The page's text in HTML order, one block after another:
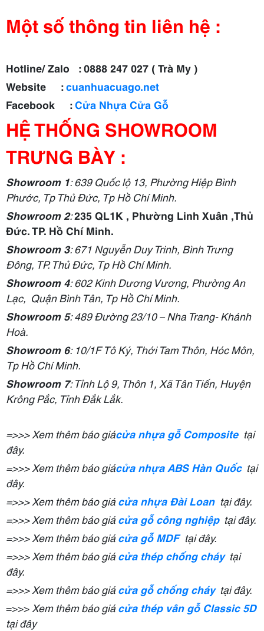
Một số thông tin liên hệ :
Hotline/ Zalo : 0888 247 027 ( Trà My )
Website :cuanhuacuago.net
Facebook :Cửa Nhựa Cửa Gỗ
HỆ THỐNG SHOWROOM
TRƯNG BÀY :
Showroom 1: 639 Quốc lộ 13, Phường Hiệp Bình
Phước, Tp Thủ Đức, Tp Hồ Chí Minh.
Showroom 2:235 QL1K , Phường Linh Xuân ,Thủ
Đức. TP. Hồ Chí Minh.
Showroom 3: 671 Nguyễn Duy Trinh, Bình Trưng
Đông, TP. Thủ Đức, Tp Hồ Chí Minh.
Showroom 4: 602 Kinh Dương Vương, Phường An
Lạc, Quận Bình Tân, Tp Hồ Chí Minh.
Showroom 5: 489 Đường 23/10 – Nha Trang- Khánh
Hoà.
Showroom 6: 10/1F Tô Ký, Thới Tam Thôn, Hóc Môn,
Tp Hồ Chí Minh.
Showroom 7: Tỉnh Lộ 9, Thôn 1, Xã Tân Tiến, Huyện
Krông Pắc, Tỉnh Đắk Lắk.
=>>> Xem thêm báo giácửa nhựa gỗ Composite tại
đây.
=>>> Xem thêm báo giácửa nhựa ABS Hàn Quốctại
đây.
=>>> Xem thêm báo giácửa nhựa Đài Loan tại đây.
=>>> Xem thêm báo giácửa gỗ công nghiệptại đây.
=>>> Xem thêm báo giácửa gỗ MDF tại đây.
=>>> Xem thêm báo giácửa thép chống cháytại
đây.
=>>> Xem thêm báo giácửa gỗ chống cháytại đây.
=>>>Xem thêm báo giácửa thép vân gỗ Classic 5D
tại đây